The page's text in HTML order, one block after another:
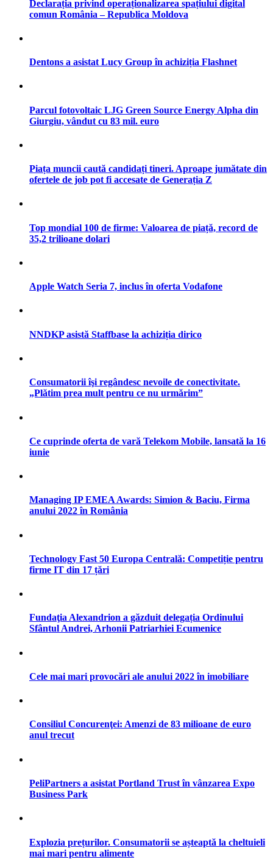
Declarația privind operaționalizarea spațiului digital
comun România – Republica Moldova
Dentons a asistat Lucy Group în achiziția Flashnet
Parcul fotovoltaic LJG Green Source Energy Alpha din
Giurgiu, vândut cu 83 mil. euro
Piața muncii caută candidați tineri. Aproape jumătate din
ofertele de job pot fi accesate de Generația Z
Top mondial 100 de firme: Valoarea de piață, record de
35,2 trilioane dolari
Apple Watch Seria 7, inclus în oferta Vodafone
NNDKP asistă Staffbase la achiziția dirico
Consumatorii îşi regândesc nevoile de conectivitate.
„Plătim prea mult pentru ce nu urmărim”
Ce cuprinde oferta de vară Telekom Mobile, lansată la 16
iunie
Managing IP EMEA Awards: Simion & Baciu, Firma
anului 2022 în România
Technology Fast 50 Europa Centrală: Competiție pentru
firme IT din 17 țări
Fundaţia Alexandrion a găzduit delegația Ordinului
Sfântul Andrei, Arhonii Patriarhiei Ecumenice
Cele mai mari provocări ale anului 2022 în imobiliare
Consiliul Concurenţei: Amenzi de 83 milioane de euro
anul trecut
PeliPartners a asistat Portland Trust în vânzarea Expo
Business Park
Explozia prețurilor. Consumatorii se așteaptă la cheltuieli
mai mari pentru alimente